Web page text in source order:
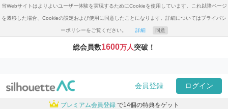
当Webサイトはよりよいユーザー体験を実現するためにCookieを使用しています。これ以降ページ
を遷移した場合、Cookieの設定および使用に同意したことになります。詳細についてはプライバシ
ーポリシーをご覧ください。 詳細 同意
総会員数1600万人突破！
会員登録 ログイン
プレミアム会員登録 で14個の特典をゲット